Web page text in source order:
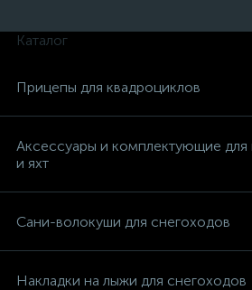
Каталог
Прицепы для квадроциклов
Аксессуары и комплектующие для
и яхт
Сани-волокуши для снегоходов
Накладки на лыжи для снегоходов